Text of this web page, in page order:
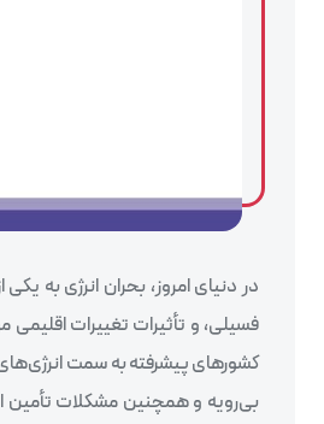
در دنیای امروز، بحران انرژی
فسیلی، و تأثیرات تغییرات
کشورهای پیشرفته به سمت انرژی‌های
بی‌رویه و همچنین مشکلات تأمین